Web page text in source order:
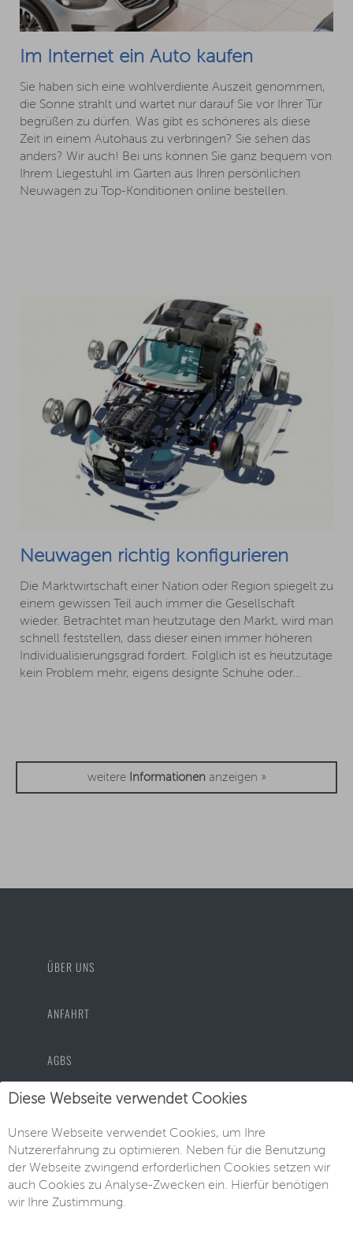
Im Internet ein Auto kaufen
Sie haben sich eine wohlverdiente Auszeit genommen,
die Sonne strahlt und wartet nur darauf Sie vor Ihrer Tür
begrüßen zu dürfen. Was gibt es schöneres als diese
Zeit in einem Autohaus zu verbringen? Sie sehen das
anders? Wir auch! Bei uns können Sie ganz bequem von
Ihrem Liegestuhl im Garten aus Ihren persönlichen
Neuwagen zu Top-Konditionen online bestellen.
Neuwagen richtig konfigurieren
Die Marktwirtschaft einer Nation oder Region spiegelt zu
einem gewissen Teil auch immer die Gesellschaft
wieder. Betrachtet man heutzutage den Markt, wird man
schnell feststellen, dass dieser einen immer höheren
Individualisierungsgrad fordert. Folglich ist es heutzutage
kein Problem mehr, eigens designte Schuhe oder...
weitere Informationenanzeigen »
ÜBER UNS
ANFAHRT
AGBS
DATENSCHUTZ
IMPRESSUM
Diese Webseite verwendet Cookies
Unsere Webseite verwendet Cookies, um Ihre
Nutzererfahrung zu optimieren. Neben für die Benutzung
der Webseite zwingend erforderlichen Cookies setzen wir
auch Cookies zu Analyse-Zwecken ein. Hierfür benötigen
wir Ihre Zustimmung.